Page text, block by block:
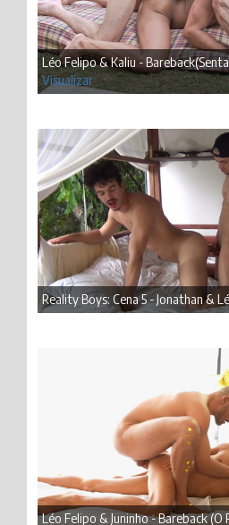
Léo Felipo & Kaliu -
Visualizar
Reality Boys: Cena 5 - Jonathan &
Léo Felipo & Juninho - Bareback (O